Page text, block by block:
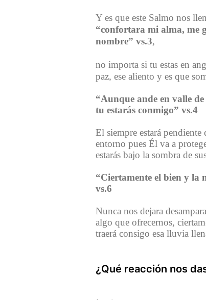
Y es que este Salmo nos
“confortara mi alma, me
nombre” vs.3,
no importa si tu estas en
paz, ese aliento y es que
“Aunque ande en valle
tu estarás conmigo” vs.4
El siempre estará
entorno pues Él va a
estarás bajo la sombra de
“Ciertamente el bien y la
vs.6
Nunca nos dejara
algo que ofrecernos,
traerá consigo esa lluvia
¿Qué reacción nos